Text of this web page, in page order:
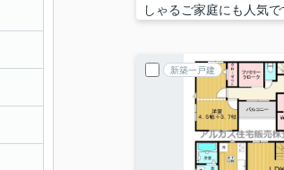
しゃるご家庭にも人気で
新築一戸建